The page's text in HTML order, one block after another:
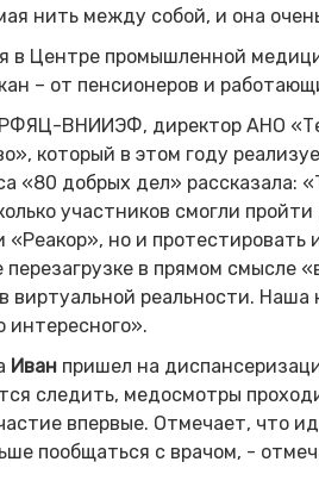
нить между собой, и она
в Центре промышленной
– от пенсионеров и
ВНИИЭФ, директор АНО
который в этом году
«80 добрых дел» рассказала:
участников смогли
но и протестировать
в прямом смысле
виртуальной реальности.
интересного».
Иванпришел на
следить, медосмотры
впервые. Отмечает, что
пообщаться с врачом, -